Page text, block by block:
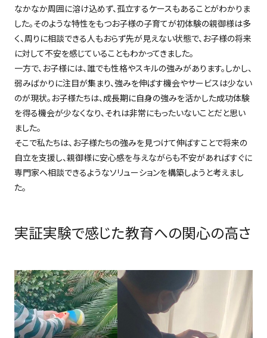
なかなか周囲に溶け込めず、孤立するケースもあることがわかりま
した。そのような特性をもつお子様の子育てが初体験の親御様は多
く、周りに相談できる人もおらず先が見えない状態で、お子様の将来
に対して不安を感じていることもわかってきました。
一方で、お子様には、誰でも性格やスキルの強みがあります。しかし、
弱みばかりに注目が集まり、強みを伸ばす機会やサービスは少ない
のが現状。お子様たちは、成長期に自身の強みを活かした成功体験
を得る機会が少なくなり、それは非常にもったいないことだと思い
ました。
そこで私たちは、お子様たちの強みを見つけて伸ばすことで将来の
自立を支援し、親御様に安心感を与えながらも不安があればすぐに
専門家へ相談できるようなソリューションを構築しようと考えまし
た。
実証実験で感じた教育への関心の高さ